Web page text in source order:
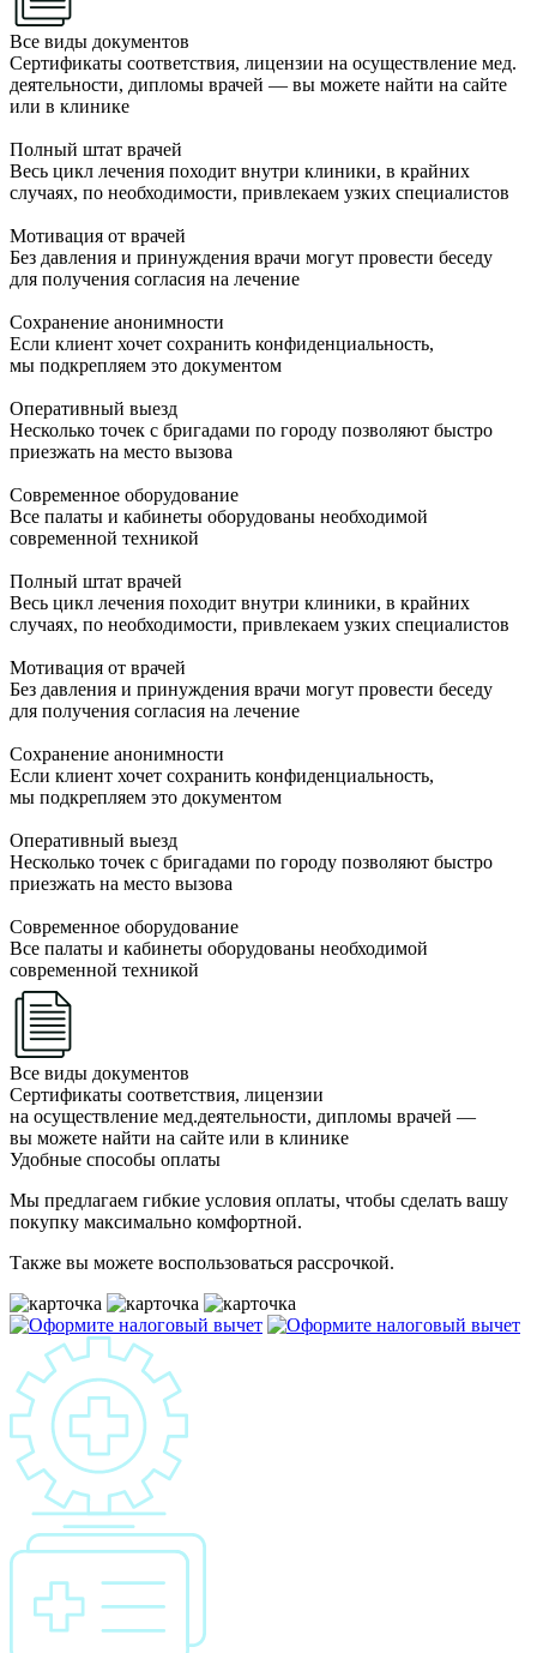
Все виды документов
Сертификаты соответствия, лицензии на осуществление мед.
деятельности, дипломы врачей — вы можете найти на сайте
или в клинике
Полный штат врачей
Весь цикл лечения походит внутри клиники, в крайних
случаях, по необходимости, привлекаем узких специалистов
Мотивация от врачей
Без давления и принуждения врачи могут провести беседу
для получения согласия на лечение
Сохранение анонимности
Если клиент хочет сохранить конфиденциальность,
мы подкрепляем это документом
Оперативный выезд
Несколько точек с бригадами по городу позволяют быстро
приезжать на место вызова
Современное оборудование
Все палаты и кабинеты оборудованы необходимой
современной техникой
Полный штат врачей
Весь цикл лечения походит внутри клиники, в крайних
случаях, по необходимости, привлекаем узких специалистов
Мотивация от врачей
Без давления и принуждения врачи могут провести беседу
для получения согласия на лечение
Сохранение анонимности
Если клиент хочет сохранить конфиденциальность,
мы подкрепляем это документом
Оперативный выезд
Несколько точек с бригадами по городу позволяют быстро
приезжать на место вызова
Современное оборудование
Все палаты и кабинеты оборудованы необходимой
современной техникой
Все виды документов
Сертификаты соответствия, лицензии
на осуществление мед.деятельности, дипломы врачей —
вы можете найти на сайте или в клинике
Удобные способы оплаты
Мы предлагаем гибкие условия оплаты, чтобы сделать вашу
покупку максимально комфортной.
Также вы можете воспользоваться рассрочкой.